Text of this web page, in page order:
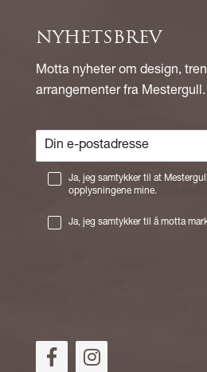
NYHETSBREV
Motta nyheter om design,
arrangementer fra Mestergull.
Ja, jeg samtykker til at
opplysningene mine.
Ja, jeg samtykker til å motta